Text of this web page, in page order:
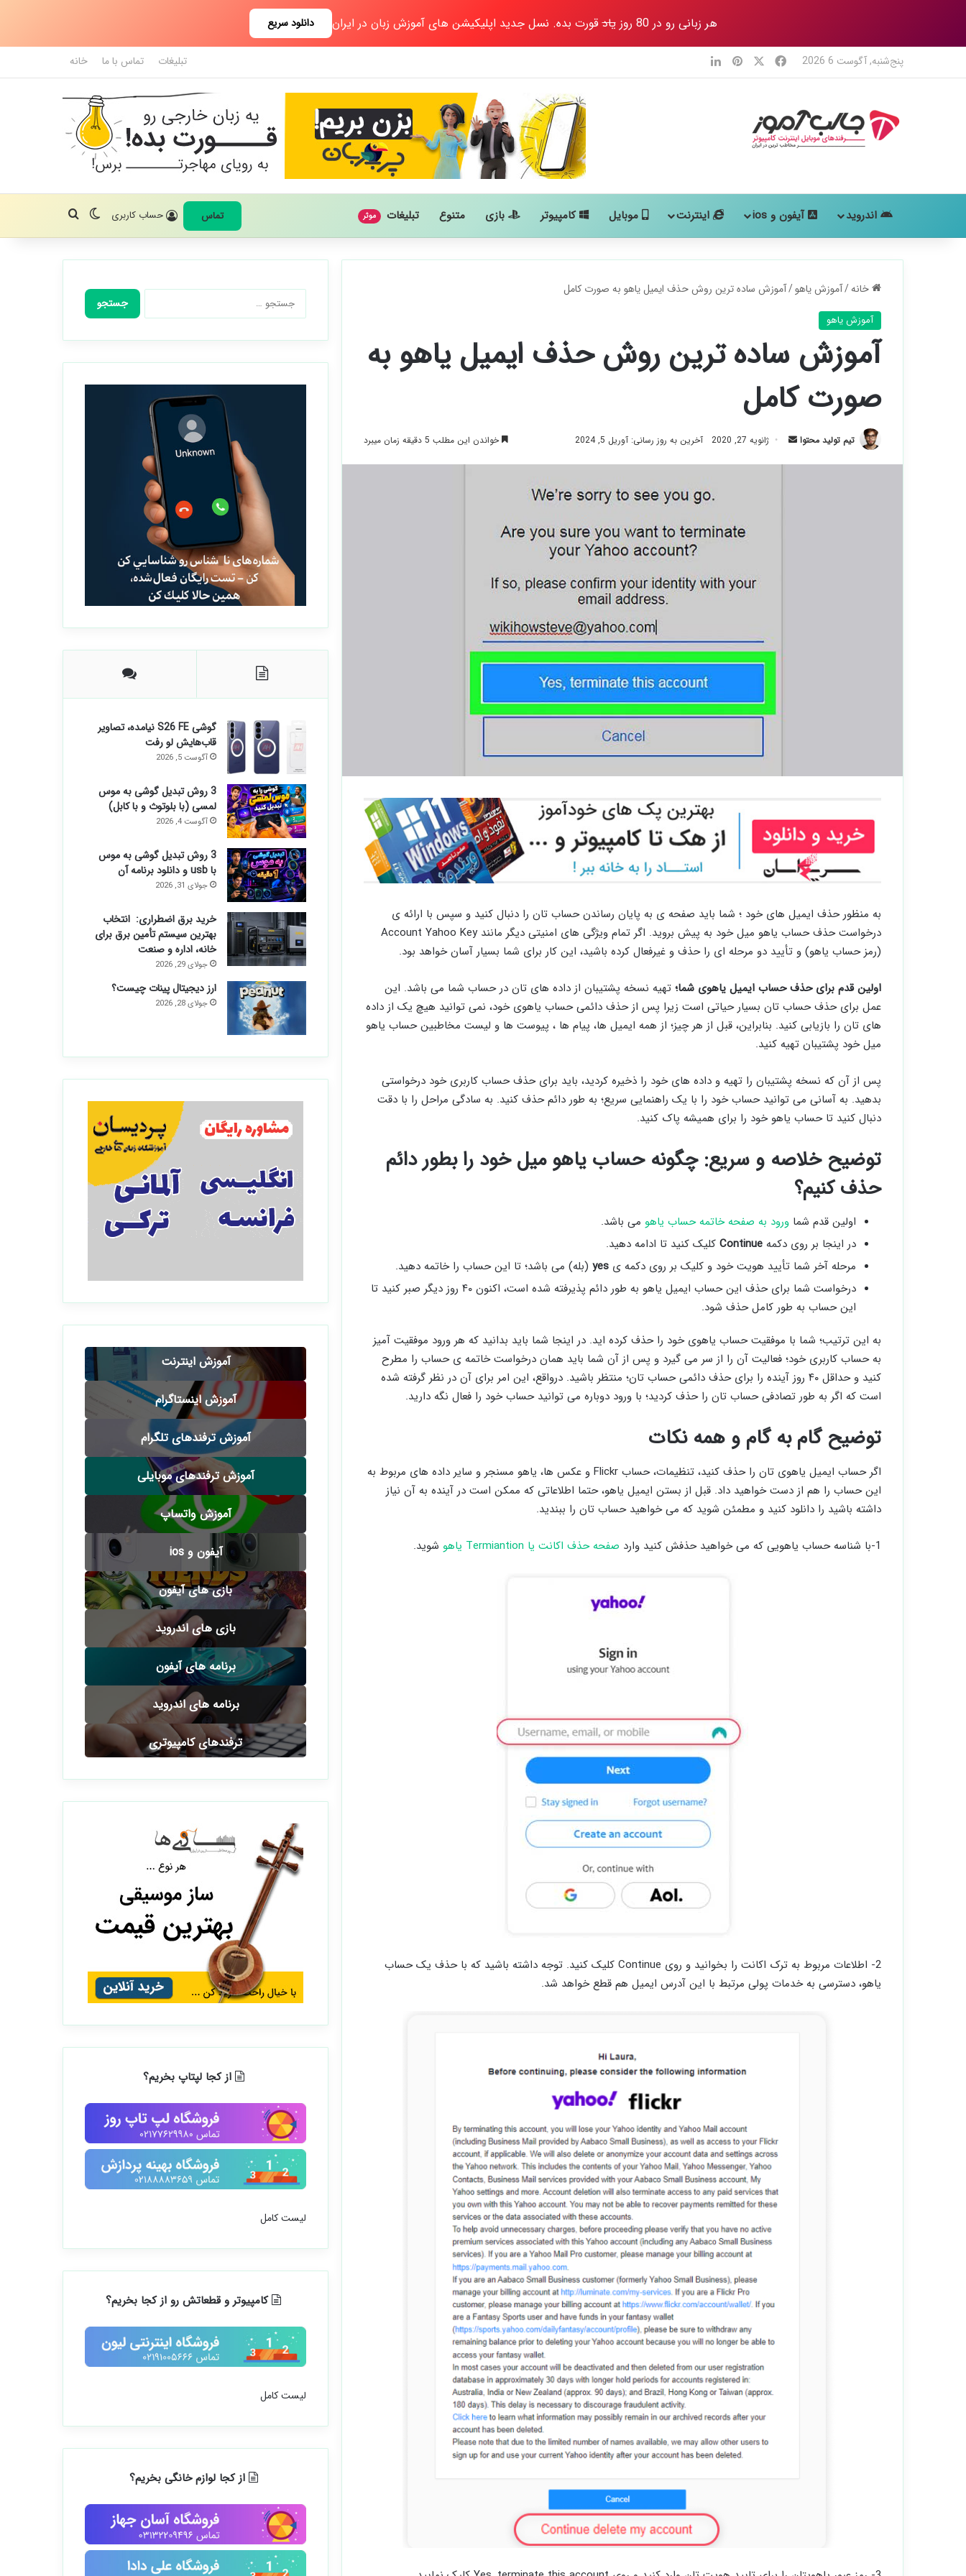
هر زبانی رو در 80 روز یادقورت بده. نسل جدید اپلیکیشن های آموزش زبان در ایران دانلود سریع
پنج‌شنبه, آگوست 6 2026 فیس بوک‫پین‌ترست
لینکدین تبلیغات تماس با ما خانه
اندروید آیفون و ios اینترنت موبایل کامپیوتر بازی متنوع تبلیغات موثر تماس حساب کاربری تغییر پوسته
جستجو برای
خانه/آموزش یاهو/آموزش ساده ترین روش حذف ایمیل یاهو به صورت کامل
آموزش یاهو
آموزش ساده ترین روش حذف ایمیل یاهو به
صورت کامل
تیم تولید محتوا
ارسال ژانویه 27, 2020 آخرین به روز رسانی: آوریل 5, 2024 خواندن این مطلب 5 دقیقه زمان میبرد
به منظور حذف ایمیل های خود ؛ شما باید صفحه ی به پایان رساندن حساب تان را دنبال کنید و سپس با ارائه ی
درخواست حذف حساب یاهو میل خود به پیش بروید. اگر تمام ویژگی های امنیتی دیگر مانند Account Yahoo Key
(رمز حساب یاهو) و تأیید دو مرحله ای را حذف و غیرفعال کرده باشید، این کار برای شما بسیار آسان خواهد بود.
اولین قدم برای حذف حساب ایمیل یاهوی شما؛ تهیه نسخه پشتیبان از داده های تان در حساب شما می باشد. این
عمل برای حذف حساب تان بسیار حیاتی است زیرا پس از حذف دائمی حساب یاهوی خود، نمی توانید هیچ یک از داده
های تان را بازیابی کنید. بنابراین، قبل از هر چیز؛ از همه ایمیل ها، پیام ها ، پیوست ها و لیست مخاطبین حساب یاهو
میل خود پشتیبان تهیه کنید.
پس از آن که نسخه پشتیبان را تهیه و داده های خود را ذخیره کردید، باید برای حذف حساب کاربری خود درخواستی
بدهید. به آسانی می توانید حساب خود را با یک راهنمایی سریع؛ به طور دائم حذف کنید. به سادگی مراحل را با دقت
دنبال کنید تا حساب یاهو خود را برای همیشه پاک کنید.
توضیح خلاصه و سریع: چگونه حساب یاهو میل خود را بطور دائم
حذف کنیم؟
اولین قدم شما ورود به صفحه خاتمه حساب یاهو می باشد.
در اینجا بر روی دکمه Continue کلیک کنید تا ادامه دهید.
مرحله آخر شما تأیید هویت خود و کلیک بر روی دکمه ی yes (بله) می باشد؛ تا این حساب را خاتمه دهید.
درخواست شما برای حذف این حساب ایمیل یاهو به طور دائم پذیرفته شده است، اکنون ۴۰ روز دیگر صبر کنید تا
این حساب به طور کامل حذف شود.
به این ترتیب؛ شما با موفقیت حساب یاهوی خود را حذف کرده اید. در اینجا شما باید بدانید که هر ورود موفقیت آمیز
به حساب کاربری خود؛ فعالیت آن را از سر می گیرد و پس از آن شما باید همان درخواست خاتمه ی حساب را مطرح
کنید و حداقل ۴۰ روز آینده را برای حذف دائمی حساب تان؛ منتظر باشید. درواقع، این امر برای آن در نظر گرفته شده
است که اگر به طور تصادفی حساب تان را حذف کردید؛ با ورود دوباره می توانید حساب خود را فعال نگه دارید.
توضیح گام به گام و همه نکات
اگر حساب ایمیل یاهوی تان را حذف کنید، تنظیمات، حساب Flickr و عکس‌ ها، یاهو مسنجر و سایر داده ‌های مربوط به
این حساب را هم از دست خواهید داد. قبل از بستن ایمیل یاهو، حتما اطلاعاتی که ممکن است در آینده به آن نیاز
داشته باشید را دانلود کنید و مطمئن شوید که می‌ خواهید حساب تان را ببندید.
1-با شناسه حساب یاهویی که می‌ خواهید حذفش کنید وارد صفحه حذف اکانت یا Termiantion یاهو شوید.
2- اطلاعات مربوط به ترک اکانت را بخوانید و روی Continue کلیک کنید. توجه داشته باشید که با حذف یک حساب
یاهو، دسترسی به خدمات پولی مرتبط با این آدرس ایمیل هم قطع خواهد شد.
جستجو
برای:
گوشی S26 FE نیامده، تصاویر
قاب‌هایش لو رفت
آگوست 5, 2026
3 روش تبدیل گوشی به موس
لمسی (با بلوتوث و با کابل)
آگوست 4, 2026
3 روش تبدیل گوشی به موس
با usb و دانلود برنامه آن
جولای 31, 2026
خرید برق اضطراری: انتخاب
بهترین سیستم تأمین برق برای
خانه، اداره و صنعت
جولای 29, 2026
ارز دیجیتال پینات چیست؟
جولای 28, 2026
آموزش اینترنت
آموزش اینستاگرام
آموزش ترفندهای تلگرام
آموزش ترفندهای موبایلی
آموزش واتساپ
آیفون و ios
بازی های آیفون
بازی های اندروید
برنامه های آیفون
برنامه های اندروید
ترفندهای کامپیوتری
از کجا لپتاپ بخریم؟
لیست کامل
کامپیوتر و قطعاتش رو از کجا بخریم؟
لیست کامل
از کجا لوازم خانگی بخریم؟